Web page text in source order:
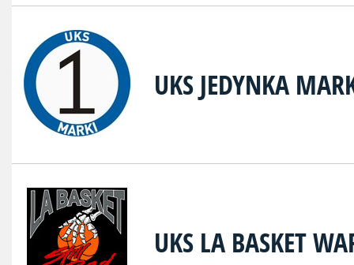
UKS JEDYNKA
UKS LA BASKET